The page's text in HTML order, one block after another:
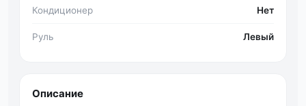
Кондиционер Нет
Руль Левый
Описание